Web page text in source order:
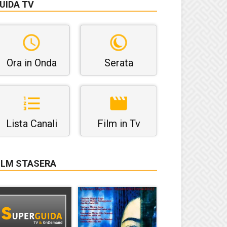
TV
Ora in Onda Serata
Lista Canali Film in Tv
STASERA